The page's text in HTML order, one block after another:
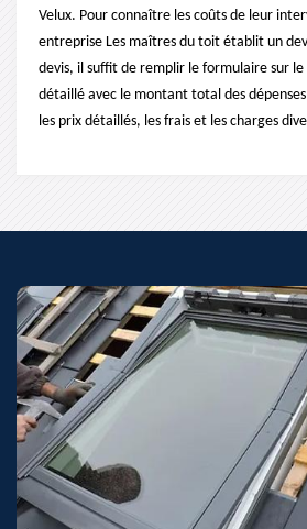
Velux. Pour connaître les coûts de leur
entreprise Les maîtres du toit établit un
devis, il suffit de remplir le formulaire sur le
détaillé avec le montant total des
les prix détaillés, les frais et les charges